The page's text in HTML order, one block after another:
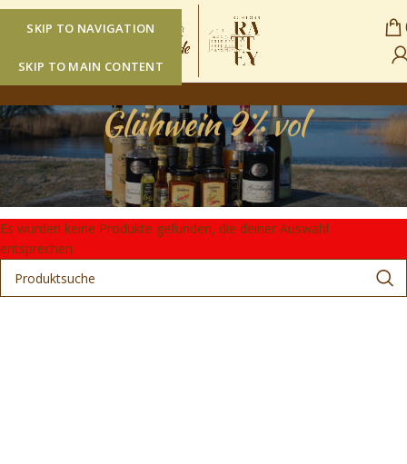
SKIP TO NAVIGATION
SKIP TO MAIN CONTENT
Glühwein 9% vol
Start/Shop/Produkte verschlagwortet mit „Glühwein 9% vol“
Es wurden keine Produkte gefunden, die deiner Auswahl
entsprechen.